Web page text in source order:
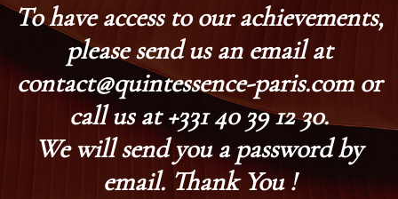
To have access to our achievements,
please send us an email at
contact@quintessence-paris.com or
call us at +331 40 39 12 30.
We will send you a password by
email. Thank You !